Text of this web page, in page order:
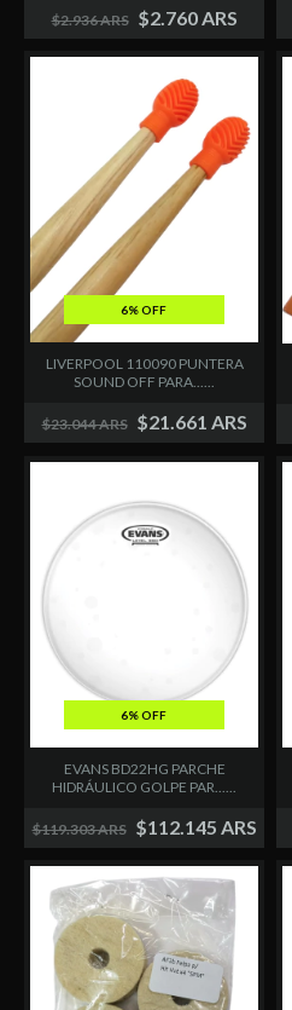
$2.936 ARS $2.760 ARS
6% OFF
LIVERPOOL 110090 PUNTERA
SOUND OFF PARA......
$23.044 ARS $21.661 ARS
6% OFF
EVANS BD22HG PARCHE
HIDRÁULICO GOLPE PAR......
$119.303 ARS $112.145 ARS